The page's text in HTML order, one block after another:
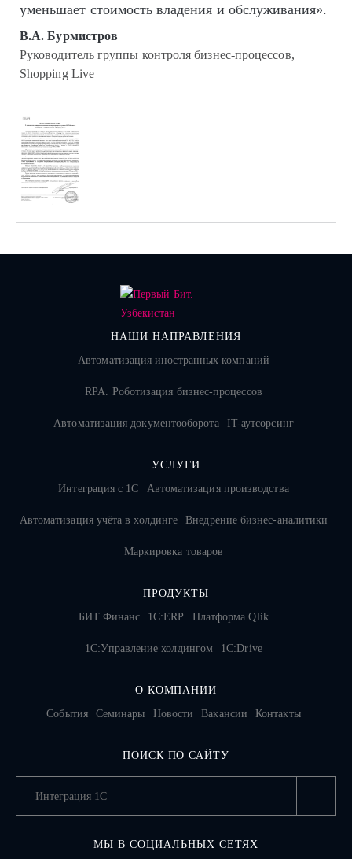
уменьшает стоимость владения и обслуживания».
В.А. Бурмистров
Руководитель группы контроля бизнес-процессов,
Shopping Live
НАШИ НАПРАВЛЕНИЯ
Автоматизация иностранных компаний
RPA. Роботизация бизнес-процессов
Автоматизация документооборота IT-аутсорсинг
УСЛУГИ
Интеграция с 1С
Автоматизация производства
Автоматизация учёта в холдинге Внедрение бизнес-аналитики
Маркировка товаров
ПРОДУКТЫ
БИТ.Финанс
1С:ERP Платформа Qlik
1С:Управление холдингом 1C:Drive
О КОМПАНИИ
События
Семинары Новости Вакансии Контакты
ПОИСК ПО САЙТУ
МЫ В СОЦИАЛЬНЫХ СЕТЯХ